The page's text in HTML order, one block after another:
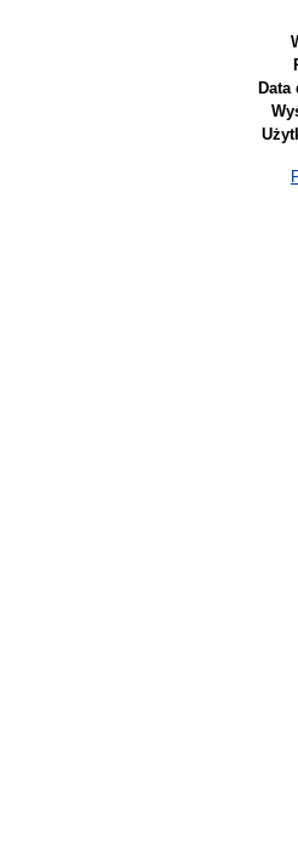
Data